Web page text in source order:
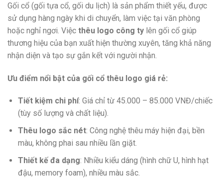
Gối cổ (gối tựa cổ, gối du lịch) là sản phẩm thiết yếu, được
sử dụng hàng ngày khi di chuyển, làm việc tại văn phòng
hoặc nghỉ ngơi. Việc thêu logo công ty lên gối cổ giúp
thương hiệu của bạn xuất hiện thường xuyên, tăng khả năng
nhận diện và tạo sự gắn kết với người nhận.
Ưu điểm nổi bật của gối cổ thêu logo giá rẻ:
Tiết kiệm chi phí: Giá chỉ từ 45.000 – 85.000 VNĐ/chiếc
(tùy số lượng và chất liệu).
Thêu logo sắc nét: Công nghệ thêu máy hiện đại, bền
màu, không phai sau nhiều lần giặt.
Thiết kế đa dạng: Nhiều kiểu dáng (hình chữ U, hình hạt
đậu, memory foam), nhiều màu sắc.